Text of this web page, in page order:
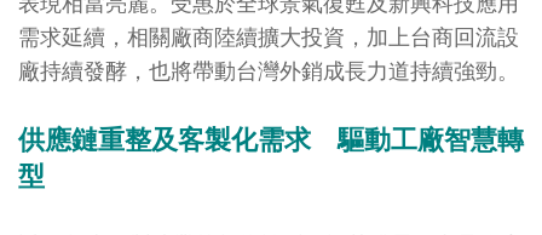
表現相當亮麗。受惠於全球景氣復甦及新興科技應用
需求延續，相關廠商陸續擴大投資，加上台商回流設
廠持續發酵，也將帶動台灣外銷成長力道持續強勁。
供應鏈重整及客製化需求 驅動工廠智慧轉
型